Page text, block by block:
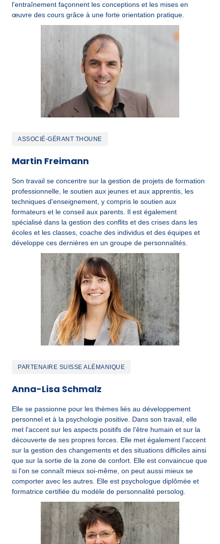
l'entraînement façonnent les conceptions et les mises en
œuvre des cours grâce à une forte orientation pratique.
ASSOCIÉ-GÉRANT THOUNE
Martin Freimann
Son travail se concentre sur la gestion de projets de formation
professionnelle, le soutien aux jeunes et aux apprentis, les
techniques d'enseignement, y compris le soutien aux
formateurs et le conseil aux parents. Il est également
spécialisé dans la gestion des conflits et des crises dans les
écoles et les classes, coache des individus et des équipes et
développe ces dernières en un groupe de personnalités.
PARTENAIRE SUISSE ALÉMANIQUE
Anna-Lisa Schmalz
Elle se passionne pour les thèmes liés au développement
personnel et à la psychologie positive. Dans son travail, elle
met l'accent sur les aspects positifs de l'être humain et sur la
découverte de ses propres forces. Elle met également l'accent
sur la gestion des changements et des situations difficiles ainsi
que sur la sortie de la zone de confort. Elle est convaincue que
si l'on se connaît mieux soi-même, on peut aussi mieux se
comporter avec les autres. Elle est psychologue diplômée et
formatrice certifiée du modèle de personnalité persolog.